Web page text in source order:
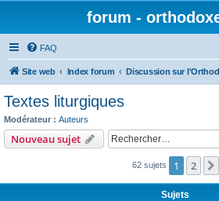
forum -
FAQ
Site web Index forum Discussion sur
Textes liturgiques
Modérateur : Auteurs
Nouveau sujet
62 sujets 1 2
Sujets